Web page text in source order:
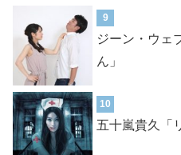
9
ジーン・ウェ
ん」
10
五十嵐貴久「